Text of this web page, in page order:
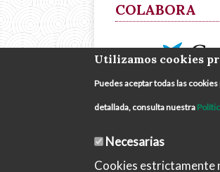
COLABORA
Utilizamos cookies
Puedes aceptar todas las
detallada, consulta nuestra
Necesarias
Cookies estrictamente